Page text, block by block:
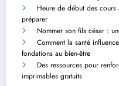
Heure de début des
préparer
Nommer son fils césar :
Comment la santé
fondations au bien-être
Des ressources pour
imprimables gratuits